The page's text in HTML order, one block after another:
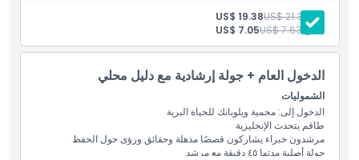
سياسة الأطفال والبالغين
الاستثناءات
ساعات العمل
الشموليات
الدخول إلى: محمية ويلوبانك للحياة البرية
طاقم يتحدث الإنجليزية
بالغ: US$ 21.32
US$ 19.38
طفل: US$ 7.63
US$ 7.05
الدخول العام + جولة إرشادية مع دليل محلي
الشموليات
الدخول إلى: محمية ويلوبانك للحياة البرية
طاقم يتحدث الإنجليزية
مرشدون خبراء يشاركون قصصًا مذهلة وحقائق ورؤى حول الحفظ
جولة أصلية مدتها ٤٥ دقيقة مع مرشد